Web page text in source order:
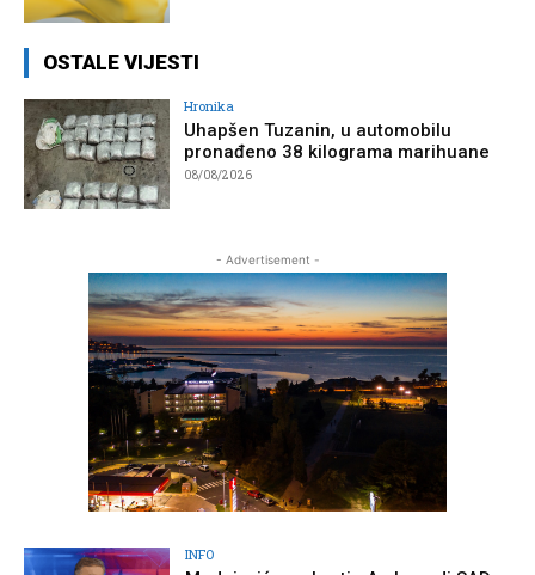
OSTALE VIJESTI
Hronika
Uhapšen Tuzanin, u automobilu
pronađeno 38 kilograma marihuane
08/08/2026
- Advertisement -
INFO